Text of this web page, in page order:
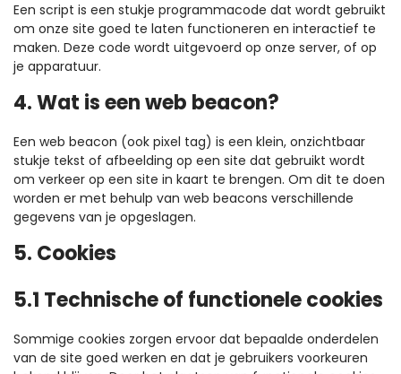
Een script is een stukje programmacode dat wordt gebruikt
om onze site goed te laten functioneren en interactief te
maken. Deze code wordt uitgevoerd op onze server, of op
je apparatuur.
4. Wat is een web beacon?
Een web beacon (ook pixel tag) is een klein, onzichtbaar
stukje tekst of afbeelding op een site dat gebruikt wordt
om verkeer op een site in kaart te brengen. Om dit te doen
worden er met behulp van web beacons verschillende
gegevens van je opgeslagen.
5. Cookies
5.1 Technische of functionele cookies
Sommige cookies zorgen ervoor dat bepaalde onderdelen
van de site goed werken en dat je gebruikers voorkeuren